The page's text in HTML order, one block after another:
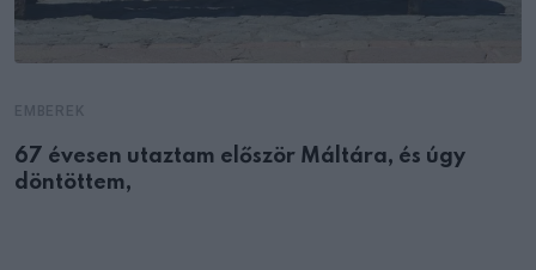
67 évesen utaztam először Máltára, és úgy
döntöttem,